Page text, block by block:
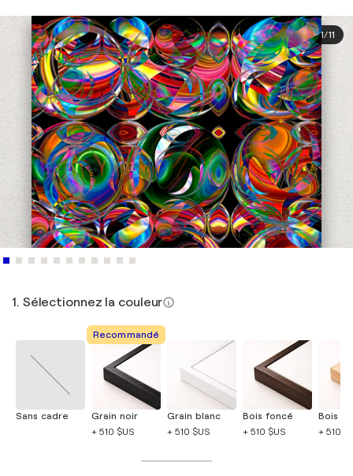
1/11
1. Sélectionnez la couleur
Sans cadre
Recommandé
Grain noir
+ 510 $US
Grain blanc
+ 510 $US
Bois foncé
+ 510 $US
Bois
+ 510